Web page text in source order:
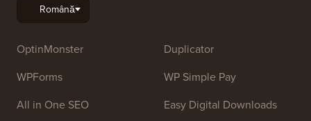
OptinMonster
WPForms
All in One SEO
Duplicator
WP Simple Pay
Easy Digital Downloads